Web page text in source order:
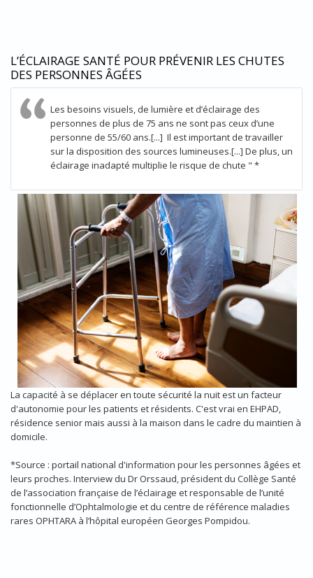
L’ÉCLAIRAGE SANTÉ POUR PRÉVENIR LES CHUTES
DES PERSONNES ÂGÉES
Les besoins visuels, de lumière et d’éclairage des
personnes de plus de 75 ans ne sont pas ceux d’une
personne de 55/60 ans.[...] Il est important de travailler
sur la disposition des sources lumineuses.[...] De plus, un
éclairage inadapté multiplie le risque de chute " *
La capacité à se déplacer en toute sécurité la nuit est un facteur
d'autonomie pour les patients et résidents. C'est vrai en EHPAD,
résidence senior mais aussi à la maison dans le cadre du maintien à
domicile.
*Source : portail national d'information pour les personnes âgées et
leurs proches. Interview du Dr Orssaud, président du Collège Santé
de l’association française de l’éclairage et responsable de l’unité
fonctionnelle d’Ophtalmologie et du centre de référence maladies
rares OPHTARA à l’hôpital européen Georges Pompidou.